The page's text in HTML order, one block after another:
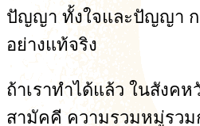
ปัญญา ทั้งใจและปัญญา ก
อย่างแท้จริง
ถ้าเราทำได้แล้ว ในสังค
สามัคคี ความรวมหมู่รวม